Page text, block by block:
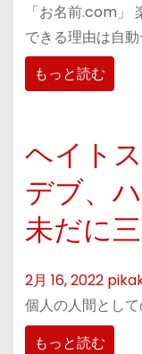
「お名前.com」
できる理由は自
もっと読む
ヘイト
デブ、
未だに
2月 16, 2022
個人の人間とし
もっと読む